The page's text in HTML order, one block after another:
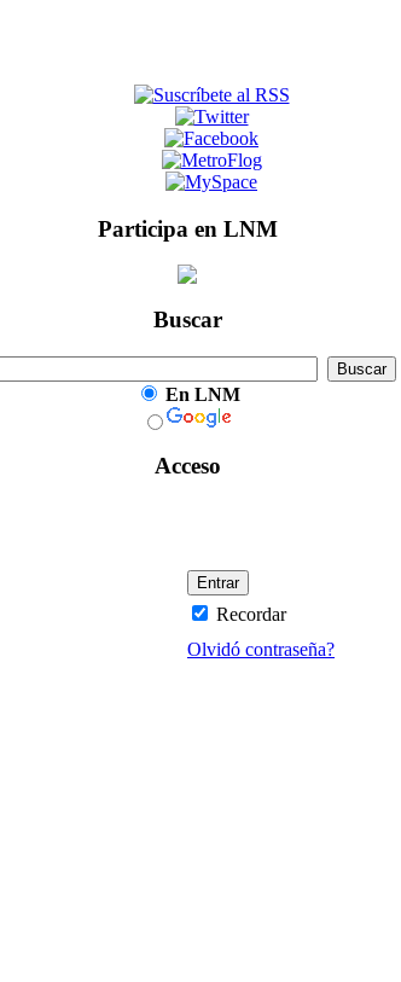
Participa en LNM
Buscar
En LNM
Acceso
Recordar
Olvidó contraseña?